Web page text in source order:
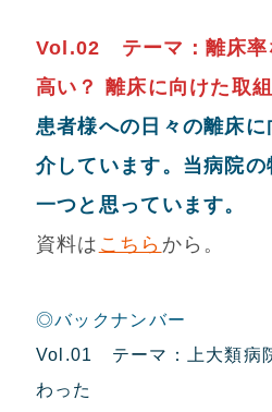
Vol.02 テーマ：離床率
高い？ 離床に向けた取
患者様への日々の離床
介しています。当病院
一つと思っています。
資料は こちら から。
◎バックナンバー
Vol.01 テーマ：上大類病
わった